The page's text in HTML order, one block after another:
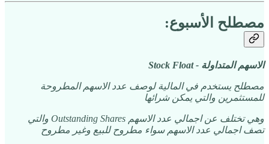
مصطلح الأسبوع:
الاسهم المتداولة - Stock Float
مصطلح يستخدم في المالية لوصف عدد الاسهم المطروحة
للمستثمرين والتي يمكن شرائها
وهي تختلف عن اجمالي عدد الاسهم Outstanding Shares والتي
تصف اجمالي عدد الاسهم سواء مطروح للبيع وغير مطروح